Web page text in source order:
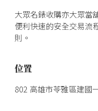
大眾名錶收購亦大眾當
便利快速的安全交易流
則。
位置
802 高雄市苓雅區建國